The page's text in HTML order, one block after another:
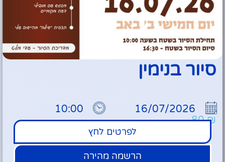
סיור בנימין
16/07/2026
10:00
80₪
לפרטים לחץ
הרשמה מהירה